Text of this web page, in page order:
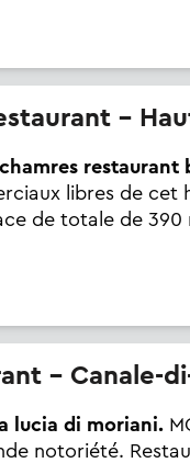
-
restaurant
libres de cet
de totale de 390
- Canale-
lucia di moriani.
notoriété.